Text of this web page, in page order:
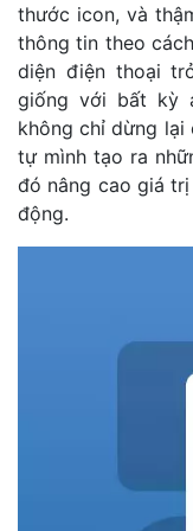
thước icon, và
thông tin theo
diện điện thoại
giống với bất kỳ
không chỉ dừng lại
tự mình tạo ra
đó nâng cao giá
động.